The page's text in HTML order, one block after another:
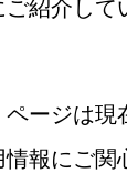
紹介して
ージは現
報にご関